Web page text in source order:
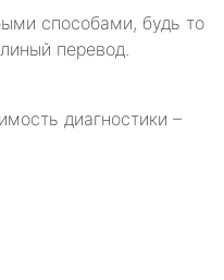
способами, будь то
перевод.
диагностики –